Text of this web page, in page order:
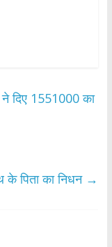
दिए 1551000 का
के पिता का निधन →